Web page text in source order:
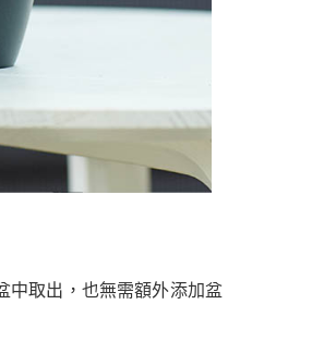
中取出，也無需額外添加盆